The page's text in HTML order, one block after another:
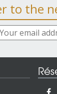
to the